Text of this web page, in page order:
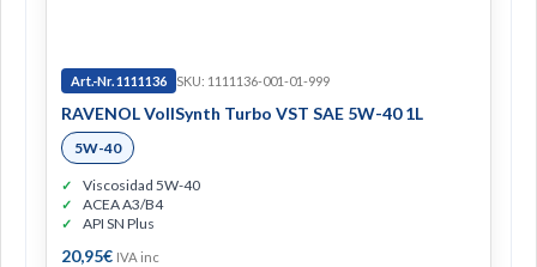
Art.-Nr. 1111136 SKU: 1111136-001-01-999
RAVENOL VollSynth Turbo VST SAE 5W-40 1L
5W-40
Viscosidad 5W-40
ACEA A3/B4
API SN Plus
20,95€ IVA inc